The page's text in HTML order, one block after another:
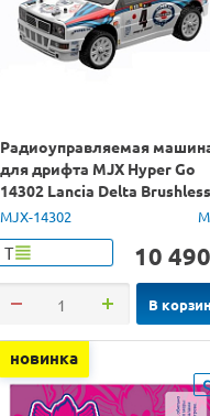
Радиоуправляемая
для дрифта MJX Hyper Go
14302 Lancia Delta Brushless
4WD 2.4G LED 1/14 RTR
MJX-14302
Т 10 490
В
новинка